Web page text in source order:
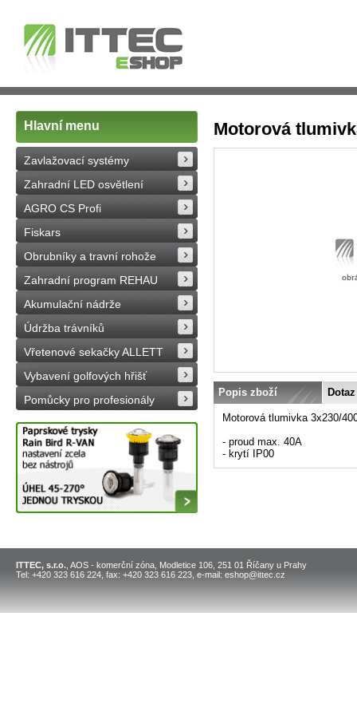
Hlavní menu
Zavlažovací systémy
Zahradní LED osvětlení
AGRO CS Profi
Fiskars
Obrubníky a travní rohože
Zahradní program REHAU
Akumulační nádrže
Údržba trávníků
Vřetenové sekačky ALLETT
Vybavení golfových hřišť
Pomůcky pro profesionály
Motorová
Popis zboží
Motorová tlumivka 3x230/
- proud max. 40A
- krytí IP00
ITTEC, s.r.o. , AOS - komerční zóna, Modletice 106, 251 01 Říčany u Prahy
Tel: +420 323 616 224, fax: +420 323 616 223, e-mail: eshop@ittec.cz